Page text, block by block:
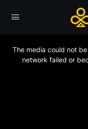
The media could not
network failed or